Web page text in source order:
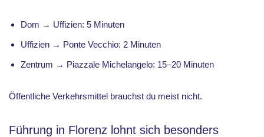
Dom → Uffizien: 5 Minuten
Uffizien → Ponte Vecchio: 2 Minuten
Zentrum → Piazzale Michelangelo: 15–20 Minuten
Öffentliche Verkehrsmittel brauchst du meist nicht.
Führung in Florenz lohnt sich besonders